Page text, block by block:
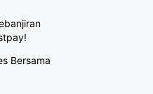
Bersama